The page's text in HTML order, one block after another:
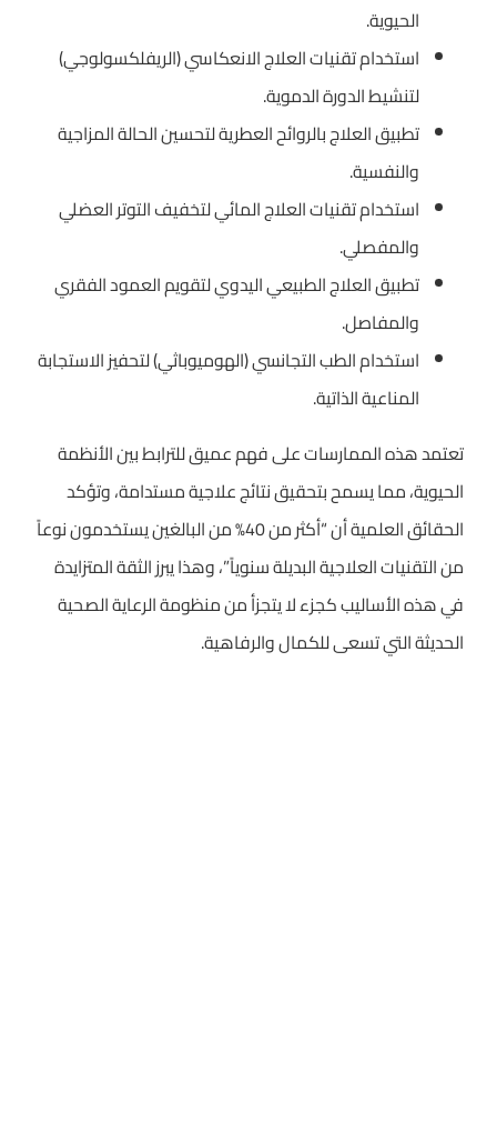
الحيوية.
استخدام تقنيات العلاج الانعكاسي (الريفلكسولوجي)
لتنشيط الدورة الدموية.
تطبيق العلاج بالروائح العطرية لتحسين الحالة المزاجية
والنفسية.
استخدام تقنيات العلاج المائي لتخفيف التوتر العضلي
والمفصلي.
تطبيق العلاج الطبيعي اليدوي لتقويم العمود الفقري
والمفاصل.
استخدام الطب التجانسي (الهوميوباثي) لتحفيز الاستجابة
المناعية الذاتية.
تعتمد هذه الممارسات على فهم عميق للترابط بين الأنظمة
الحيوية، مما يسمح بتحقيق نتائج علاجية مستدامة، وتؤكد
الحقائق العلمية أن “أكثر من 40% من البالغين يستخدمون نوعاً
من التقنيات العلاجية البديلة سنوياً”، وهذا يبرز الثقة المتزايدة
في هذه الأساليب كجزء لا يتجزأ من منظومة الرعاية الصحية
الحديثة التي تسعى للكمال والرفاهية.